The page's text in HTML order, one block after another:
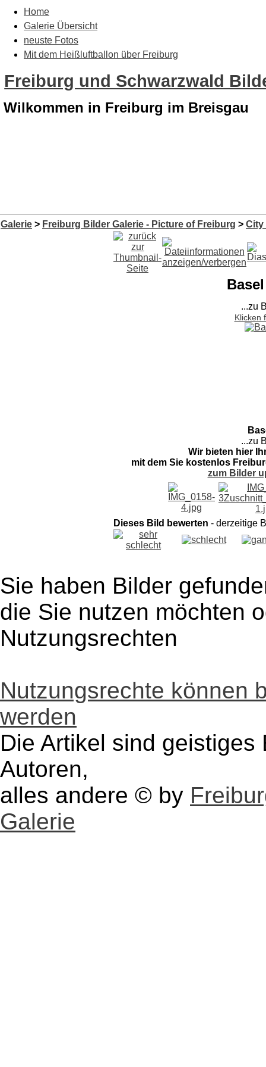
Home
Galerie Übersicht
neuste Fotos
Mit dem Heißluftballon über Freiburg
Freiburg und Schwarzwald
Wilkommen in Freiburg im Breisgau
Galerie > Freiburg Bilder Galerie - Picture of Freiburg > City
...zu
Klicken
...zu
Wir bieten hier
mit dem Sie kostenlos
zum Bilder
Dieses Bild bewerten - derzeitige
Sie haben Bilder
die Sie nutzen möchten
Nutzungsrechten
Nutzungsrechte können
werden
Die Artikel sind
Autoren,
alles andere © by
Galerie